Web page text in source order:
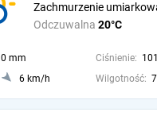
Odczuwalna 20°C
Zachmurzenie
0 mm Ciśnienie:
6 km/h Wilgotność: